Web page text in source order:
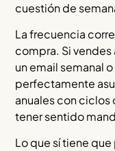
cuestión de
La frecuencia
compra. Si
un email semanal
perfectamente
anuales con
tener sentido
Lo que sí tiene